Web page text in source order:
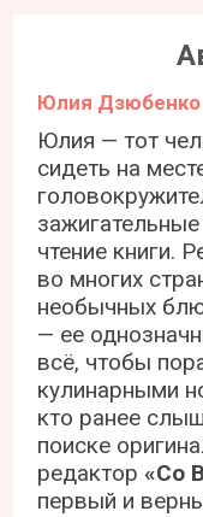
Юлия Дзюбенко
Юлия — тот
сидеть на
чтение книги.
во многих
необычных
— ее
всё, чтобы
кулинарными
кто ранее
поиске
редактор«Со
первый и